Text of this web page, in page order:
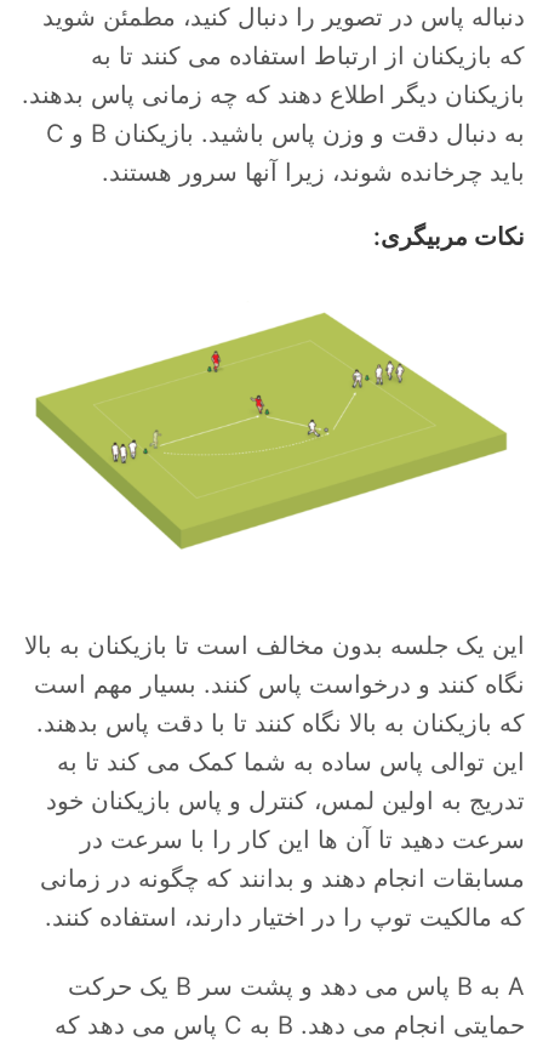
دنباله پاس در تصویر را دنبال کنید، مطمئن شوید
که بازیکنان از ارتباط استفاده می کنند تا به
بازیکنان دیگر اطلاع دهند که چه زمانی پاس بدهند.
به دنبال دقت و وزن پاس باشید. بازیکنان B و C
باید چرخانده شوند، زیرا آنها سرور هستند.
نکات مربیگری:
این یک جلسه بدون مخالف است تا بازیکنان به بالا
نگاه کنند و درخواست پاس کنند. بسیار مهم است
که بازیکنان به بالا نگاه کنند تا با دقت پاس بدهند.
این توالی پاس ساده به شما کمک می کند تا به
تدریج به اولین لمس، کنترل و پاس بازیکنان خود
سرعت دهید تا آن ها این کار را با سرعت در
مسابقات انجام دهند و بدانند که چگونه در زمانی
که مالکیت توپ را در اختیار دارند، استفاده کنند.
A به B پاس می دهد و پشت سر B یک حرکت
حمایتی انجام می دهد. B به C پاس می دهد که